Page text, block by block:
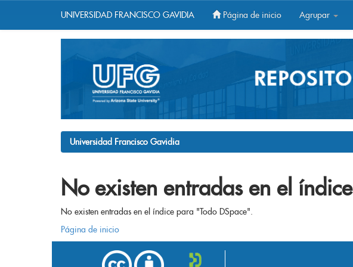
UNIVERSIDAD FRANCISCO GAVIDIA Página de inicio Agrupar
Universidad Francisco Gavidia
No existen entradas en el índice
No existen entradas en el índice para "Todo DSpace".
Página de inicio